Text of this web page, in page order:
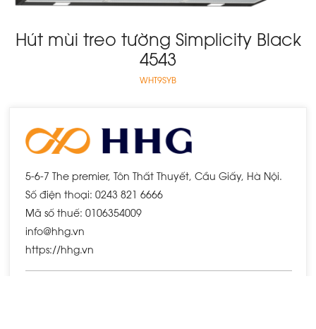
Hút mùi treo tường Simplicity Black
4543
WHT9SYB
5-6-7 The premier, Tôn Thất Thuyết, Cầu Giấy, Hà Nội.
Số điện thoại: 0243 821 6666
Mã số thuế: 0106354009
info@hhg.vn
https://hhg.vn